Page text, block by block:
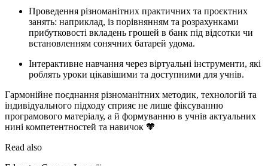
Проведення різноманітних практичних та проєктних
занять: наприклад, із порівнянням та розрахунками
прибутковості вкладень грошей в банк під відсотки чи
встановленням сонячних батарей удома.
Інтерактивне навчання через віртуальні інструменти, які
роблять уроки цікавішими та доступними для учнів.
Гармонійне поєднання різноманітних методик, технологій та
індивідуального підходу сприяє не лише фіксуванню
програмового матеріалу, а й формуванню в учнів актуальних
нині компетентностей та навичок 🧡
Read also